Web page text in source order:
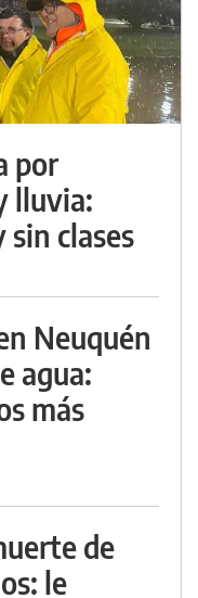
por
lluvia:
sin clases
Neuquén
agua:
más
de
le